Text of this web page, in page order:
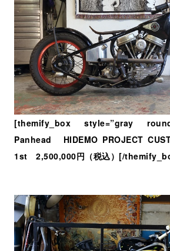
[themify_box style=”gray
Panhead HIDEMO PROJECT
1st 2,500,000円（税込）[/